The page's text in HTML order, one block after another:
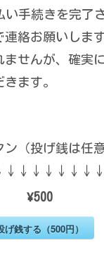
手続きを完了
連絡お願いしま
ませんが、確実
ます。
（投げ銭は任意
¥500
げ銭する（500円）